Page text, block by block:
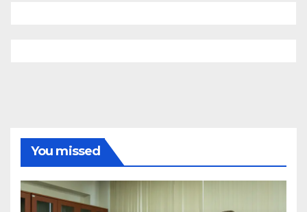
You missed